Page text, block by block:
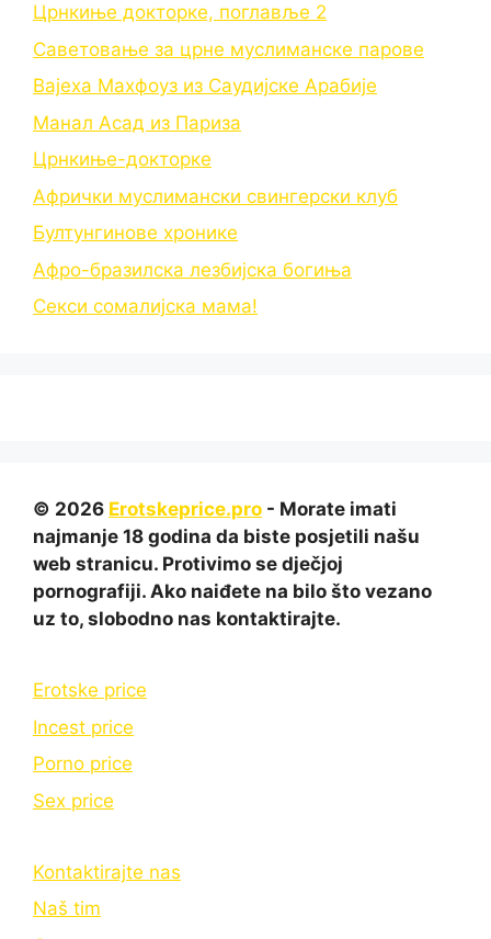
Црнкиње докторке, поглавље 2
Саветовање за црне муслиманске парове
Вајеха Махфоуз из Саудијске Арабије
Манал Асад из Париза
Црнкиње-докторке
Афрички муслимански свингерски клуб
Бултунгинове хронике
Афро-бразилска лезбијска богиња
Секси сомалијска мама!
© 2026 Erotskeprice.pro - Morate imati
najmanje 18 godina da biste posjetili našu
web stranicu. Protivimo se dječjoj
pornografiji. Ako naiđete na bilo što vezano
uz to, slobodno nas kontaktirajte.
Erotske price
Incest price
Porno price
Sex price
Kontaktirajte nas
Naš tim